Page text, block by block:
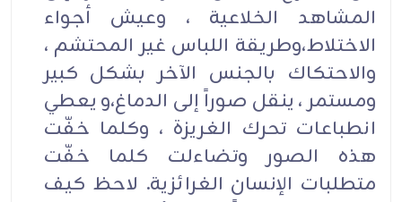
المشاهد الخلاعية ، وعيش أجواء
الاختلاط،وطريقة اللباس غير المحتشم ،
والاحتكاك بالجنس الآخر بشكل كبير
ومستمر ، ينقل صوراً إلى الدماغ،و يعطي
انطباعات تحرك الغريزة ، وكلما خفّت
هذه الصور وتضاءلت كلما خفّت
متطلبات الإنسان الغرائزية. لاحظ كيف